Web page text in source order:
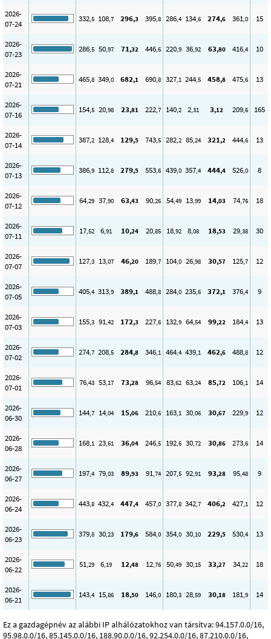
2026-
07-24
332,5 108,7 296,3 395,8 286,4 134,6 274,6 361,0 15
2026-
07-23
286,5 50,97 71,32 446,6 220,9 36,92 63,80 416,4 10
2026-
07-21
465,8 349,0 682,1 690,8 327,1 244,5 458,8 475,6 13
2026-
07-16
154,5 20,98 23,81 222,7 140,2 2,31 3,12 209,6 165
2026-
07-14
387,2 128,4 129,5 743,5 282,2 85,24 321,2 444,6 13
2026-
07-13
386,9 112,8 279,5 553,6 439,0 357,4 444,4 526,0 8
2026-
07-12
64,29 37,90 63,43 90,26 54,49 13,99 14,03 74,76 18
2026-
07-11
17,52 6,91 10,24 20,85 18,92 8,08 18,53 29,38 30
2026-
07-07
127,3 13,07 46,20 189,7 104,0 26,98 30,57 125,7 12
2026-
07-05
405,4 313,9 389,1 488,8 284,0 235,6 372,1 376,4 9
2026-
07-03
155,3 91,42 172,3 227,6 132,9 64,54 99,22 184,4 13
2026-
07-02
274,7 208,5 284,8 346,1 464,4 439,1 462,6 488,8 12
2026-
07-01
76,43 53,17 73,28 96,54 83,62 63,24 85,72 106,1 14
2026-
06-30
144,7 14,04 15,06 210,6 163,1 30,06 30,67 229,9 12
2026-
06-28
168,1 23,61 36,04 246,5 192,6 30,72 30,86 273,6 14
2026-
06-27
197,4 79,03 89,93 91,74 207,5 92,91 93,28 95,48 9
2026-
06-24
443,8 432,4 447,4 457,0 377,8 342,7 406,2 427,1 12
2026-
06-23
379,8 30,23 179,6 584,0 354,0 30,10 229,5 530,4 13
2026-
06-22
51,29 6,19 12,48 12,76 50,49 30,15 33,27 34,22 18
2026-
06-21
143,4 15,86 18,50 146,0 180,3 28,59 30,18 181,9 14
Ez a gazdagépnév az alábbi IP alhálózatokhoz van társítva: 94.157.0.0/16,
95.98.0.0/16, 85.145.0.0/16, 188.90.0.0/16, 92.254.0.0/16, 87.210.0.0/16,